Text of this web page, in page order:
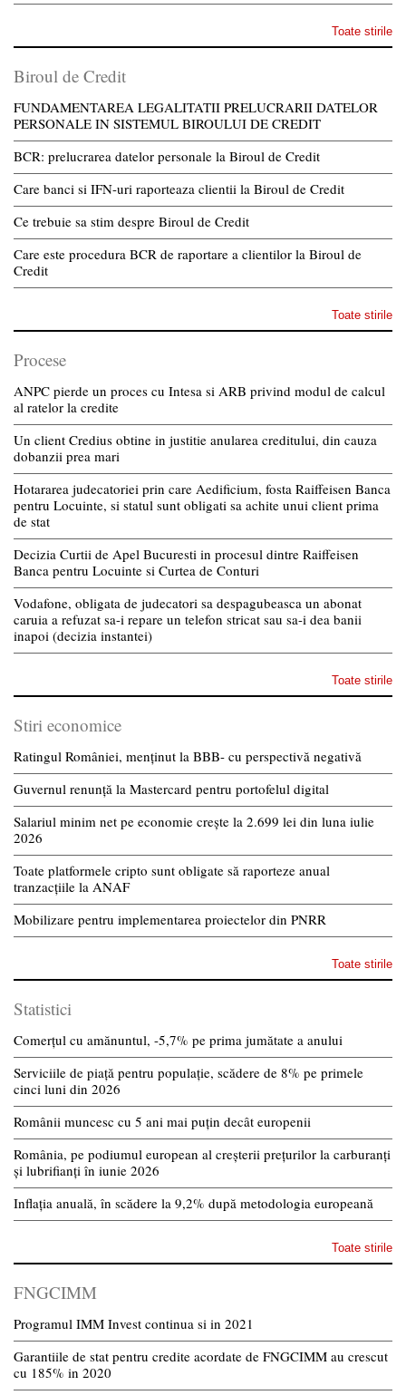
Toate stirile
Biroul de Credit
FUNDAMENTAREA LEGALITATII PRELUCRARII DATELOR
PERSONALE IN SISTEMUL BIROULUI DE CREDIT
BCR: prelucrarea datelor personale la Biroul de Credit
Care banci si IFN-uri raporteaza clientii la Biroul de Credit
Ce trebuie sa stim despre Biroul de Credit
Care este procedura BCR de raportare a clientilor la Biroul de
Credit
Toate stirile
Procese
ANPC pierde un proces cu Intesa si ARB privind modul de calcul
al ratelor la credite
Un client Credius obtine in justitie anularea creditului, din cauza
dobanzii prea mari
Hotararea judecatoriei prin care Aedificium, fosta Raiffeisen Banca
pentru Locuinte, si statul sunt obligati sa achite unui client prima
de stat
Decizia Curtii de Apel Bucuresti in procesul dintre Raiffeisen
Banca pentru Locuinte si Curtea de Conturi
Vodafone, obligata de judecatori sa despagubeasca un abonat
caruia a refuzat sa-i repare un telefon stricat sau sa-i dea banii
inapoi (decizia instantei)
Toate stirile
Stiri economice
Ratingul României, menținut la BBB- cu perspectivă negativă
Guvernul renunță la Mastercard pentru portofelul digital
Salariul minim net pe economie crește la 2.699 lei din luna iulie
2026
Toate platformele cripto sunt obligate să raporteze anual
tranzacțiile la ANAF
Mobilizare pentru implementarea proiectelor din PNRR
Toate stirile
Statistici
Comerțul cu amănuntul, -5,7% pe prima jumătate a anului
Serviciile de piață pentru populație, scădere de 8% pe primele
cinci luni din 2026
Românii muncesc cu 5 ani mai puțin decât europenii
România, pe podiumul european al creșterii prețurilor la carburanți
și lubrifianți în iunie 2026
Inflația anuală, în scădere la 9,2% după metodologia europeană
Toate stirile
FNGCIMM
Programul IMM Invest continua si in 2021
Garantiile de stat pentru credite acordate de FNGCIMM au crescut
cu 185% in 2020